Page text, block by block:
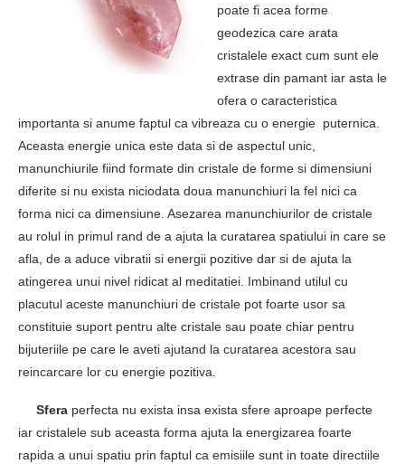
poate fi acea forme
geodezica care arata
cristalele exact cum sunt ele
extrase din pamant iar asta le
ofera o caracteristica
importanta si anume faptul ca vibreaza cu o energie puternica.
Aceasta energie unica este data si de aspectul unic,
manunchiurile fiind formate din cristale de forme si dimensiuni
diferite si nu exista niciodata doua manunchiuri la fel nici ca
forma nici ca dimensiune. Asezarea manunchiurilor de cristale
au rolul in primul rand de a ajuta la curatarea spatiului in care se
afla, de a aduce vibratii si energii pozitive dar si de ajuta la
atingerea unui nivel ridicat al meditatiei. Imbinand utilul cu
placutul aceste manunchiuri de cristale pot foarte usor sa
constituie suport pentru alte cristale sau poate chiar pentru
bijuteriile pe care le aveti ajutand la curatarea acestora sau
reincarcare lor cu energie pozitiva.
Sfera perfecta nu exista insa exista sfere aproape perfecte
iar cristalele sub aceasta forma ajuta la energizarea foarte
rapida a unui spatiu prin faptul ca emisiile sunt in toate directiile